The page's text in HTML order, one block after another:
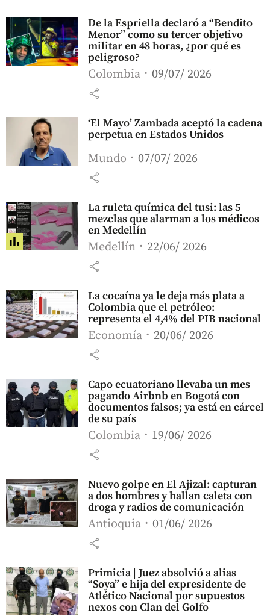
De la Espriella declaró a “Bendito
Menor” como su tercer objetivo
militar en 48 horas, ¿por qué es
peligroso?
Colombia 09/07/ 2026
share
‘El Mayo’ Zambada aceptó la cadena
perpetua en Estados Unidos
Mundo 07/07/ 2026
share
La ruleta química del tusi: las 5
mezclas que alarman a los médicos
en Medellín
Medellín 22/06/ 2026
share
La cocaína ya le deja más plata a
Colombia que el petróleo:
representa el 4,4% del PIB nacional
Economía 20/06/ 2026
share
Capo ecuatoriano llevaba un mes
pagando Airbnb en Bogotá con
documentos falsos; ya está en cárcel
de su país
Colombia 19/06/ 2026
share
Nuevo golpe en El Ajizal: capturan
a dos hombres y hallan caleta con
droga y radios de comunicación
Antioquia 01/06/ 2026
share
Primicia | Juez absolvió a alias
“Soya” e hija del expresidente de
Atlético Nacional por supuestos
nexos con Clan del Golfo